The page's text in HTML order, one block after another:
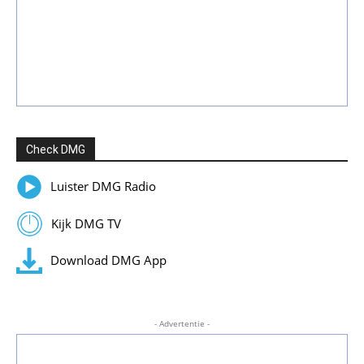
Check DMG
Luister DMG Radio
Kijk DMG TV
Download DMG App
- Advertentie -